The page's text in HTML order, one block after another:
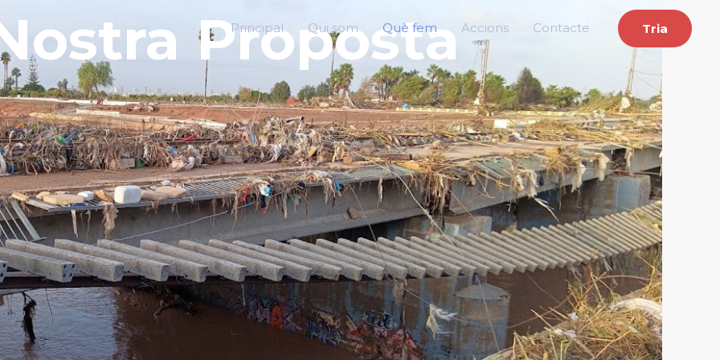
Principal Qui som Què fem Accions Contacte Tria
Proposta